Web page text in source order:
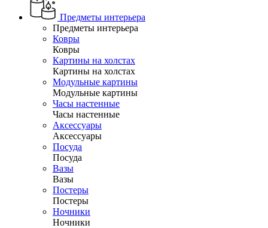
Предметы интерьера
Предметы интерьера
Ковры
Ковры
Картины на холстах
Картины на холстах
Модульные картины
Модульные картины
Часы настенные
Часы настенные
Аксессуары
Аксессуары
Посуда
Посуда
Вазы
Вазы
Постеры
Постеры
Ночники
Ночники